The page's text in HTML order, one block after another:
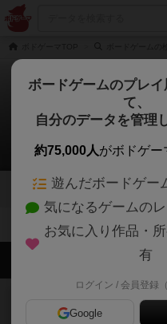
拡張/
1
会員
ふた
タイ
ボードゲームのプレ
て、
自分のデータを管理
約75,000人がボドゲー
遊んだボードゲー
気になるゲームの
お気に入り作品・
有
ログイン / 会員登録
Google